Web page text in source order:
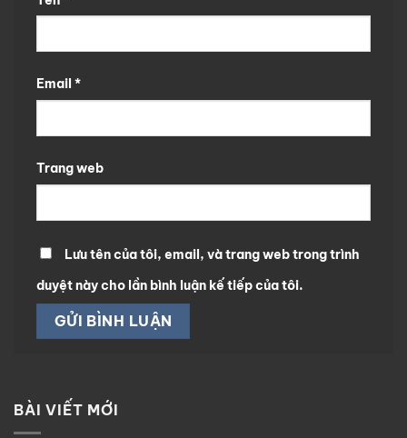
Email *
Trang web
Lưu tên của tôi, email, và trang web trong trình
duyệt này cho lần bình luận kế tiếp của tôi.
BÀI VIẾT MỚI